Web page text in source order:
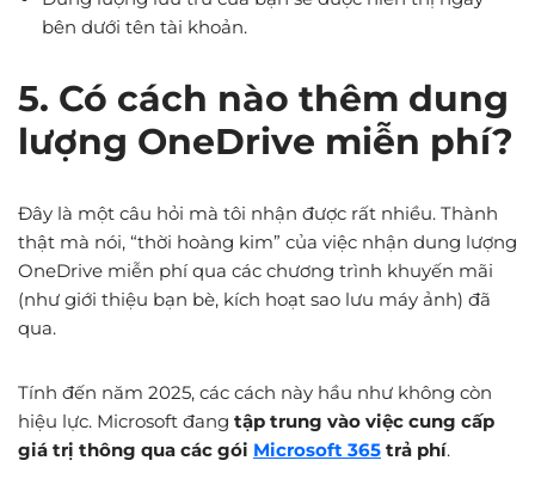
bên dưới tên tài khoản.
5. Có cách nào thêm dung
lượng OneDrive miễn phí?
Đây là một câu hỏi mà tôi nhận được rất nhiều. Thành
thật mà nói, “thời hoàng kim” của việc nhận dung lượng
OneDrive miễn phí qua các chương trình khuyến mãi
(như giới thiệu bạn bè, kích hoạt sao lưu máy ảnh) đã
qua.
Tính đến năm 2025, các cách này hầu như không còn
hiệu lực. Microsoft đang tập trung vào việc cung cấp
giá trị thông qua các gói Microsoft 365 trả phí.